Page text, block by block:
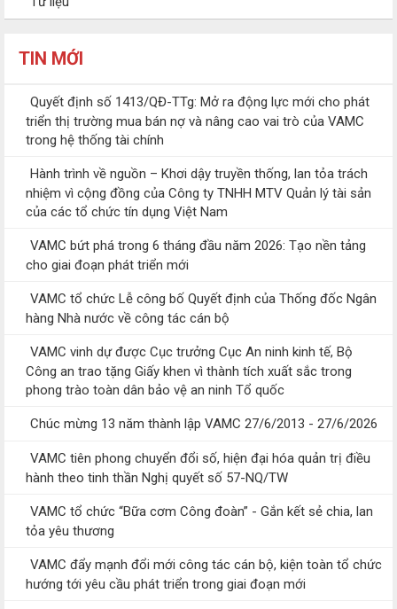
TIN MỚI
Quyết định số 1413/QĐ-TTg: Mở ra động lực mới cho phát
triển thị trường mua bán nợ và nâng cao vai trò của VAMC
trong hệ thống tài chính
Hành trình về nguồn – Khơi dậy truyền thống, lan tỏa trách
nhiệm vì cộng đồng của Công ty TNHH MTV Quản lý tài sản
của các tổ chức tín dụng Việt Nam
VAMC bứt phá trong 6 tháng đầu năm 2026: Tạo nền tảng
cho giai đoạn phát triển mới
VAMC tổ chức Lễ công bố Quyết định của Thống đốc Ngân
hàng Nhà nước về công tác cán bộ
VAMC vinh dự được Cục trưởng Cục An ninh kinh tế, Bộ
Công an trao tặng Giấy khen vì thành tích xuất sắc trong
phong trào toàn dân bảo vệ an ninh Tổ quốc
Chúc mừng 13 năm thành lập VAMC 27/6/2013 - 27/6/2026
VAMC tiên phong chuyển đổi số, hiện đại hóa quản trị điều
hành theo tinh thần Nghị quyết số 57-NQ/TW
VAMC tổ chức “Bữa cơm Công đoàn” - Gắn kết sẻ chia, lan
tỏa yêu thương
VAMC đẩy mạnh đổi mới công tác cán bộ, kiện toàn tổ chức
hướng tới yêu cầu phát triển trong giai đoạn mới